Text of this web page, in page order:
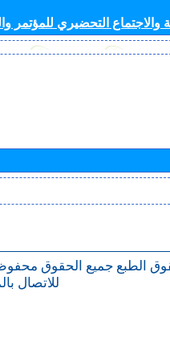
التحضيري للمؤتمر
الطبع جميع الحقوق
للاتصال